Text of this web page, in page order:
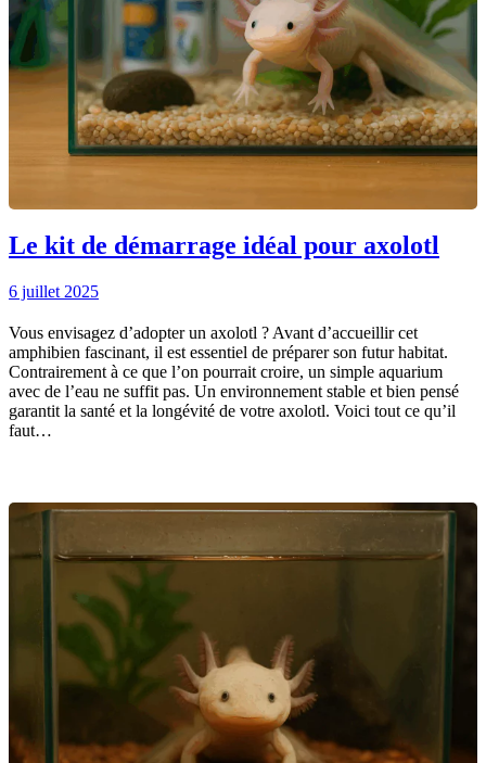
Le kit de démarrage idéal pour axolotl
6 juillet 2025
Vous envisagez d’adopter un axolotl ? Avant d’accueillir cet
amphibien fascinant, il est essentiel de préparer son futur habitat.
Contrairement à ce que l’on pourrait croire, un simple aquarium
avec de l’eau ne suffit pas. Un environnement stable et bien pensé
garantit la santé et la longévité de votre axolotl. Voici tout ce qu’il
faut…